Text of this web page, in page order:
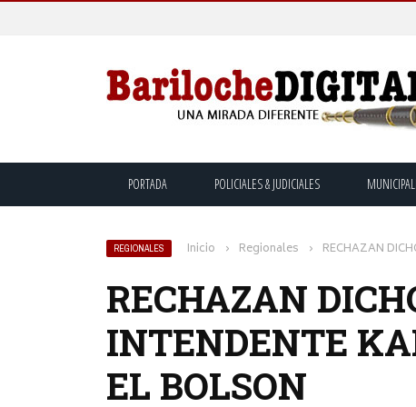
PORTADA POLICIALES & JUDICIALES
REGIONALES Inicio › Regionales › RECHAZAN
RECHAZAN
INTENDENTE
EL BOLSON